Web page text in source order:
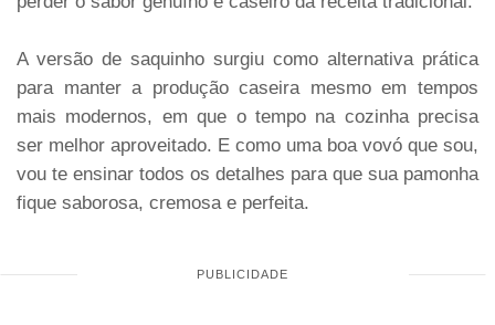
A versão de saquinho surgiu como alternativa prática
para manter a produção caseira mesmo em tempos
mais modernos, em que o tempo na cozinha precisa
ser melhor aproveitado. E como uma boa vovó que sou,
vou te ensinar todos os detalhes para que sua pamonha
fique saborosa, cremosa e perfeita.